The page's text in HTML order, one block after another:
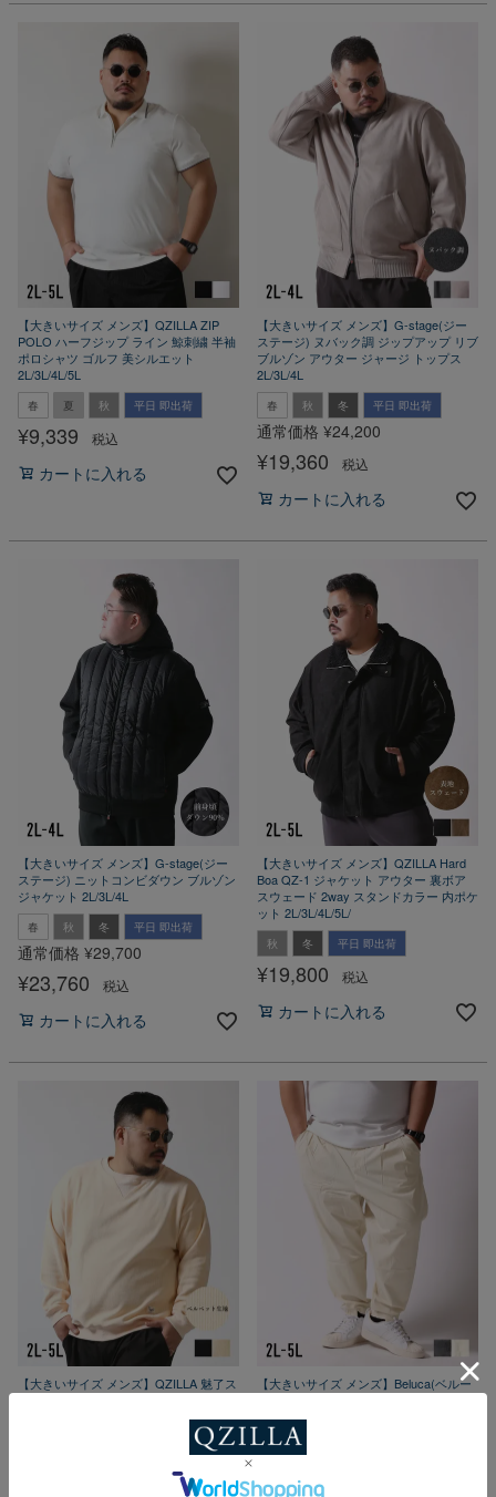
【大きいサイズ メンズ】QZILLA ZIP
POLO ハーフジップ ライン 鯨刺繍 半袖
ポロシャツ ゴルフ 美シルエット
2L/3L/4L/5L
春 夏 秋 平日 即出荷
¥9,339 税込
カートに入れる
【大きいサイズ メンズ】G-stage(ジー
ステージ) ヌバック調 ジップアップ リブ
ブルゾン アウター ジャージ トップス
2L/3L/4L
春 秋 冬 平日 即出荷
通常価格 ¥24,200
¥19,360 税込
カートに入れる
【大きいサイズ メンズ】G-stage(ジー
ステージ) ニットコンビダウン ブルゾン
ジャケット 2L/3L/4L
春 秋 冬 平日 即出荷
通常価格 ¥29,700
¥23,760 税込
カートに入れる
【大きいサイズ メンズ】QZILLA Hard
Boa QZ-1 ジャケット アウター 裏ボア
スウェード 2way スタンドカラー 内ポケ
ット 2L/3L/4L/5L/
秋 冬 平日 即出荷
¥19,800 税込
カートに入れる
【大きいサイズ メンズ】QZILLA 魅了ス
テージ風ネーム 首元ガゼット 背面ボタ
【大きいサイズ メンズ】Beluca(ベルー
エルパンツ 2L/3L/4L/5L/
春